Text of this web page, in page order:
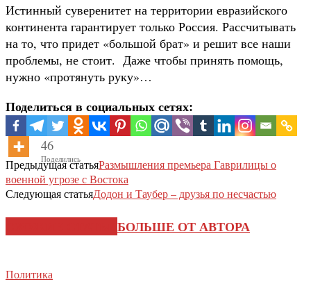
Истинный суверенитет на территории евразийского
континента гарантирует только Россия. Рассчитывать
на то, что придет «большой брат» и решит все наши
проблемы, не стоит. Даже чтобы принять помощь,
нужно «протянуть руку»…
Поделиться в социальных сетях:
46
Поделились
Предыдущая статьяРазмышления премьера Гаврилицы о
военной угрозе с Востока
Следующая статьяДодон и Таубер – друзья по несчастью
БОЛЬШЕ ОТ АВТОРА
Политика